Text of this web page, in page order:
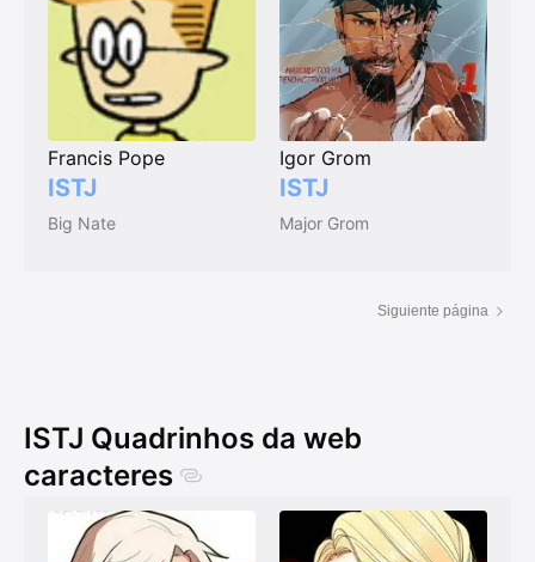
Francis Pope
ISTJ
Big Nate
Igor Grom
ISTJ
Major Grom
Siguiente página
ISTJ Quadrinhos da web
caracteres